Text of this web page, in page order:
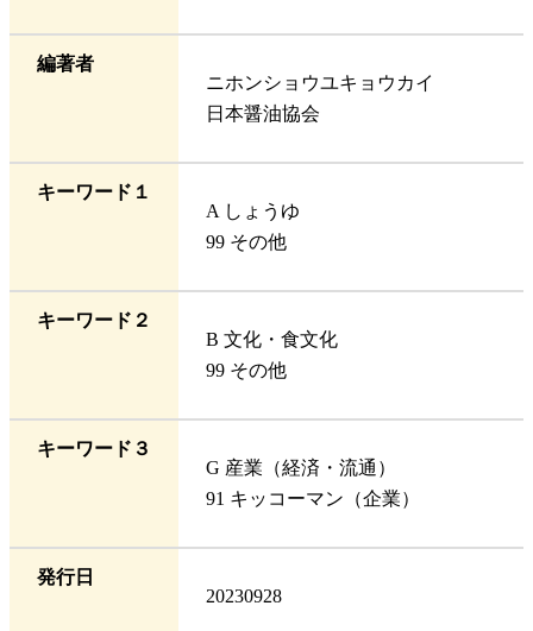
編著者
ニホンショウユキョウカイ
日本醤油協会
キーワード１
A しょうゆ
99 その他
キーワード２
B 文化・食文化
99 その他
キーワード３
G 産業（経済・流通）
91 キッコーマン（企業）
発行日
20230928